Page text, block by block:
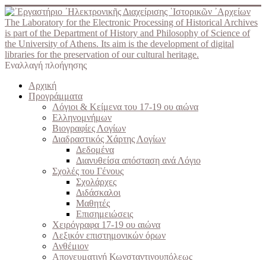
The Laboratory for the Electronic Processing of Historical Archives
is part of the Department of History and Philosophy of Science of
the University of Athens. Its aim is the development of digital
libraries for the preservation of our cultural heritage.
Εναλλαγή πλοήγησης
Αρχική
Προγράμματα
Λόγιοι & Κείμενα του 17-19 ου αιώνα
Ελληνομνήμων
Βιογραφίες Λογίων
Διαδραστικός Χάρτης Λογίων
Δεδομένα
Διανυθείσα απόσταση ανά Λόγιο
Σχολές του Γένους
Σχολάρχες
Διδάσκαλοι
Μαθητές
Επισημειώσεις
Χειρόγραφα 17-19 ου αιώνα
Λεξικόν επιστημονικών όρων
Ανθέμιον
Απογευματινή Κωνσταντινουπόλεως